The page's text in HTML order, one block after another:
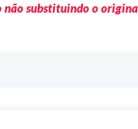
substituindo o